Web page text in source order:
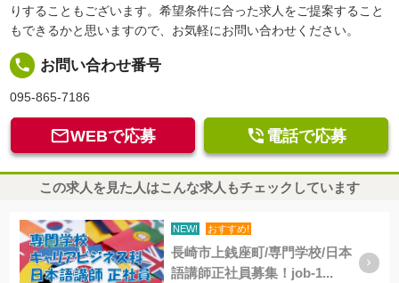
りすることもございます。希望条件に合った求人をご提案すること
もできるかと思いますので、お気軽にお問い合わせください。
local_phone お問い合わせ番号
095-865-7186
WEBで応募  電話で応募
この求人を見た人はこんな求人もチェックしています
NEW! おすすめ!
長崎市上銭座町/専門学校/日本
語講師正社員募集！job-1...